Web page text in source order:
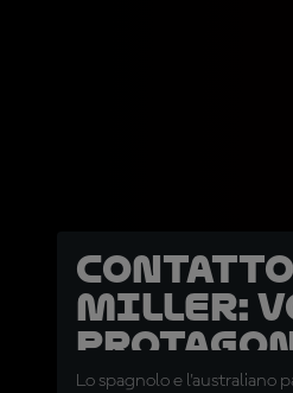
Miller:
Lo spagnolo e l'australiano